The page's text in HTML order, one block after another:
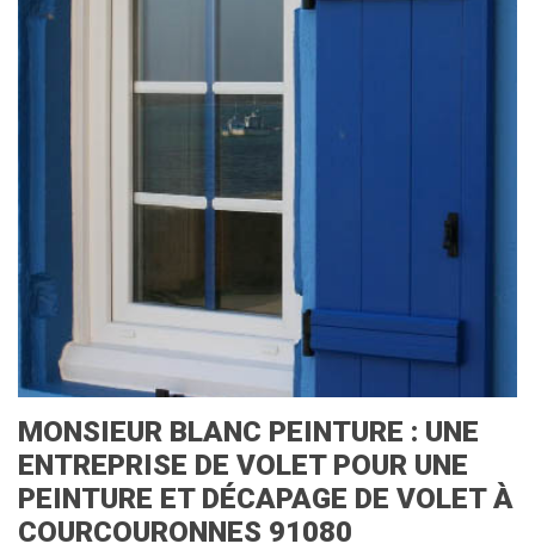
MONSIEUR BLANC PEINTURE : UNE
ENTREPRISE DE VOLET POUR UNE
PEINTURE ET DÉCAPAGE DE VOLET À
COURCOURONNES 91080